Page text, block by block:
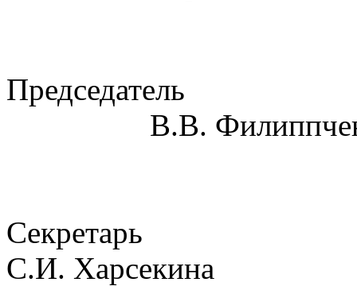
В.В.
С.И. Харсекина